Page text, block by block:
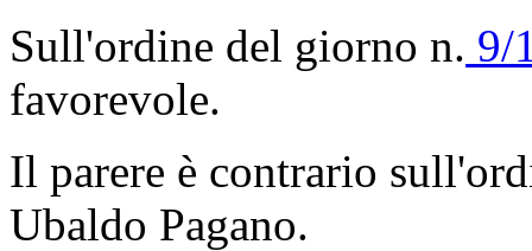
Sull'ordine del giorno n. 9/
favorevole.
Il parere è contrario
Ubaldo Pagano.